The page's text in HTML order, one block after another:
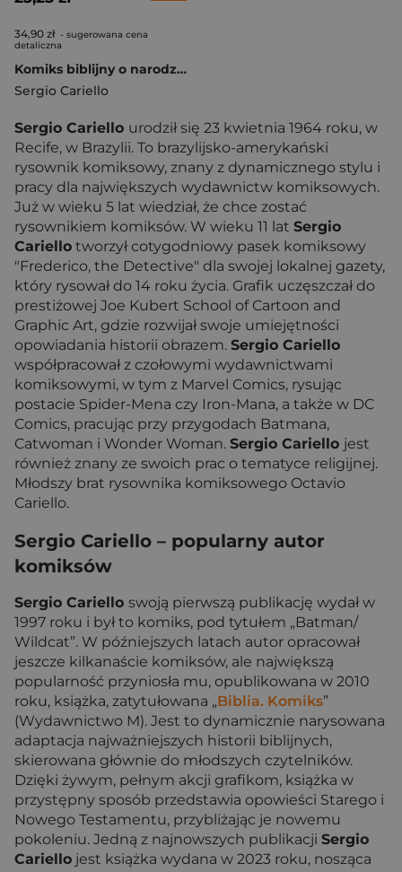
34,90 zł - sugerowana cena
detaliczna
Komiks biblijny o narodzinach Jezusa!
Sergio Cariello
Sergio Cariello urodził się 23 kwietnia 1964 roku, w
Recife, w Brazylii. To brazylijsko-amerykański
rysownik komiksowy, znany z dynamicznego stylu i
pracy dla największych wydawnictw komiksowych.
Już w wieku 5 lat wiedział, że chce zostać
rysownikiem komiksów. W wieku 11 lat Sergio
Cariello tworzył cotygodniowy pasek komiksowy
"Frederico, the Detective" dla swojej lokalnej gazety,
który rysował do 14 roku życia. Grafik uczęszczał do
prestiżowej Joe Kubert School of Cartoon and
Graphic Art, gdzie rozwijał swoje umiejętności
opowiadania historii obrazem. Sergio Cariello
współpracował z czołowymi wydawnictwami
komiksowymi, w tym z Marvel Comics, rysując
postacie Spider-Mena czy Iron-Mana, a także w DC
Comics, pracując przy przygodach Batmana,
Catwoman i Wonder Woman. Sergio Cariello jest
również znany ze swoich prac o tematyce religijnej.
Młodszy brat rysownika komiksowego Octavio
Cariello.
Sergio Cariello – popularny autor
komiksów
Sergio Cariello swoją pierwszą publikację wydał w
1997 roku i był to komiks, pod tytułem „Batman/
Wildcat”. W późniejszych latach autor opracował
jeszcze kilkanaście komiksów, ale największą
popularność przyniosła mu, opublikowana w 2010
roku, książka, zatytułowana „Biblia. Komiks”
(Wydawnictwo M). Jest to dynamicznie narysowana
adaptacja najważniejszych historii biblijnych,
skierowana głównie do młodszych czytelników.
Dzięki żywym, pełnym akcji grafikom, książka w
przystępny sposób przedstawia opowieści Starego i
Nowego Testamentu, przybliżając je nowemu
pokoleniu. Jedną z najnowszych publikacji Sergio
Cariello jest książka wydana w 2023 roku, nosząca